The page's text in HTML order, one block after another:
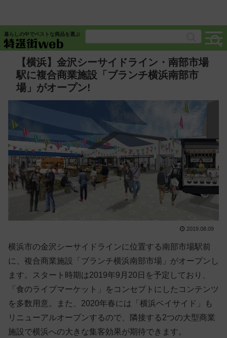
暮らしの中でベストな商品を選ぶ
【横浜】金沢シーサイドライン・南部市場
駅に複合商業施設「ブランチ横浜南部市
場」がオープン!
2019.08.09
横浜市の金沢シーサイドラインに位置する南部市場駅前
に、複合商業施設「ブランチ横浜南部市場」がオープンし
ます。スタート時期は2019年9月20日を予定しており、
「食のライブマーケット」をコンセプトにしたコンテンツ
を多数用意。また、2020年春には「横浜ベイサイド」も
リニューアルオープンするので、隣接する2つの大型商業
施設で横浜への大きな集客効果が期待できます。